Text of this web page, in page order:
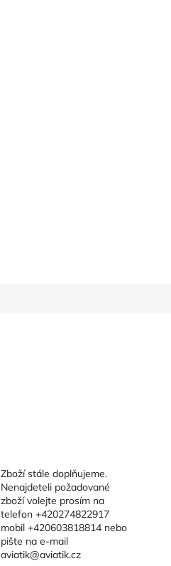
Zboží stále doplňujeme.
Nenajdeteli požadované
zboží volejte prosím na
telefon +420274822917
mobil +420603818814 nebo
pište na e-mail
aviatik@aviatik.cz